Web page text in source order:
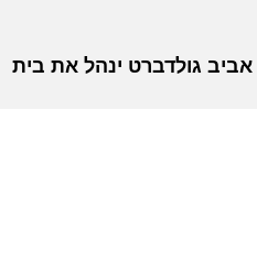
גולדברט ינהל את בית